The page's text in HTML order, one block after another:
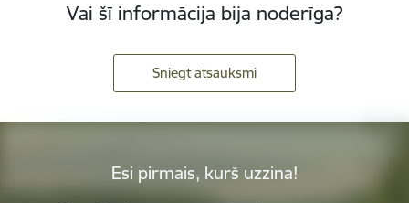
Vai šī informācija bija noderīga?
Sniegt atsauksmi
Esi pirmais, kurš uzzina!